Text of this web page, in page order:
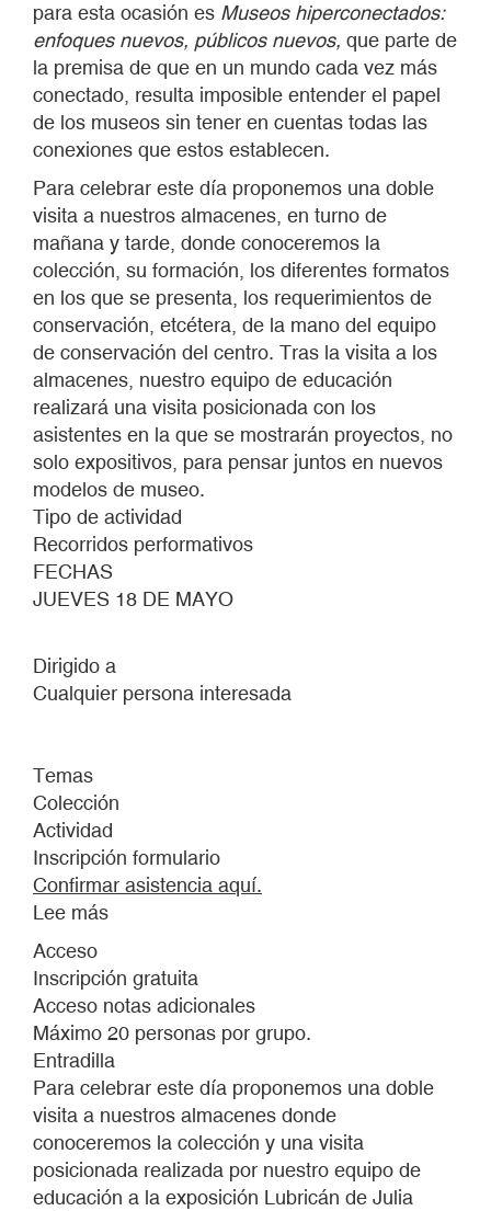
para esta ocasión es Museos hiperconectados:
enfoques nuevos, públicos nuevos, que parte de
la premisa de que en un mundo cada vez más
conectado, resulta imposible entender el papel
de los museos sin tener en cuentas todas las
conexiones que estos establecen.
Para celebrar este día proponemos una doble
visita a nuestros almacenes, en turno de
mañana y tarde, donde conoceremos la
colección, su formación, los diferentes formatos
en los que se presenta, los requerimientos de
conservación, etcétera, de la mano del equipo
de conservación del centro. Tras la visita a los
almacenes, nuestro equipo de educación
realizará una visita posicionada con los
asistentes en la que se mostrarán proyectos, no
solo expositivos, para pensar juntos en nuevos
modelos de museo.
Tipo de actividad
Recorridos performativos
FECHAS
JUEVES 18 DE MAYO
Dirigido a
Cualquier persona interesada
Temas
Colección
Actividad
Inscripción formulario
Confirmar asistencia aquí.
Lee más
Internacional
de
los
Museos
2018
Acceso
Inscripción gratuita
Acceso notas adicionales
Máximo 20 personas por grupo.
Entradilla
Para celebrar este día proponemos una doble
visita a nuestros almacenes donde
conoceremos la colección y una visita
posicionada realizada por nuestro equipo de
educación a la exposición Lubricán de Julia